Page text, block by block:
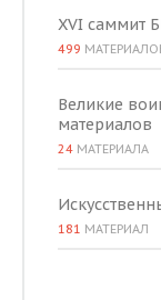
XVI саммит
499
Великие
материалов
24 МАТЕРИАЛА
181 МАТЕРИАЛ